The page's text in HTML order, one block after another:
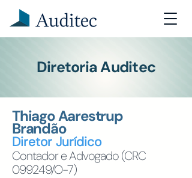
Diretoria Auditec
Thiago Aarestrup
Brandão
Diretor Jurídico
Contador e Advogado (CRC
099249/O-7)